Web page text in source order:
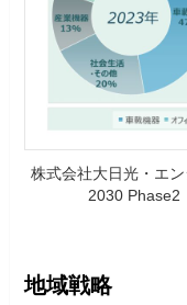
株式会社大日光・エ
2030
地域戦略